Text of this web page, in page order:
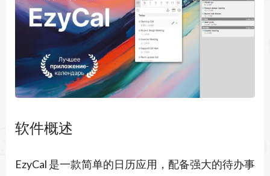
软件概述
EzyCal 是一款简单的日历应用，配备强大的待办事